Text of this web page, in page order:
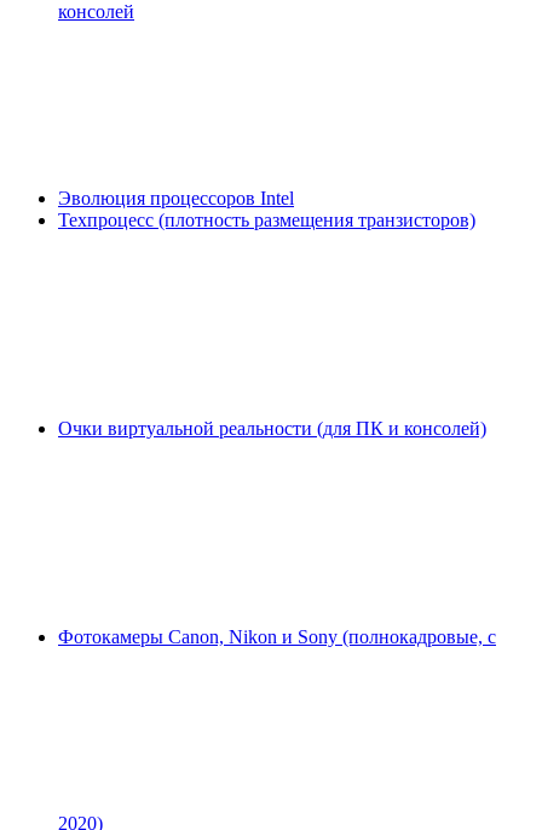
консолей
Эволюция процессоров Intel
Техпроцесс (плотность размещения транзисторов)
Очки виртуальной реальности (для ПК и консолей)
Фотокамеры Canon, Nikon и Sony (полнокадровые, с
2020)